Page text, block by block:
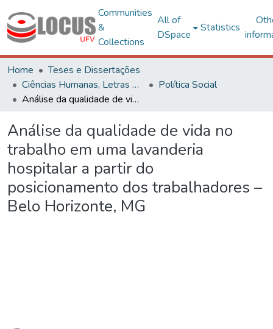
Communities
&
Collections
All of
DSpace
Statistics
Home
Teses e Dissertações
Ciências Humanas, Letras e Artes
Política Social
Análise da qualidade de vida no trabalho em uma lavanderia hospitalar a partir do posicionamento dos trabalhadores – Belo Horizonte, MG
Análise da qualidade de vida no
trabalho em uma lavanderia
hospitalar a partir do
posicionamento dos trabalhadores –
Belo Horizonte, MG